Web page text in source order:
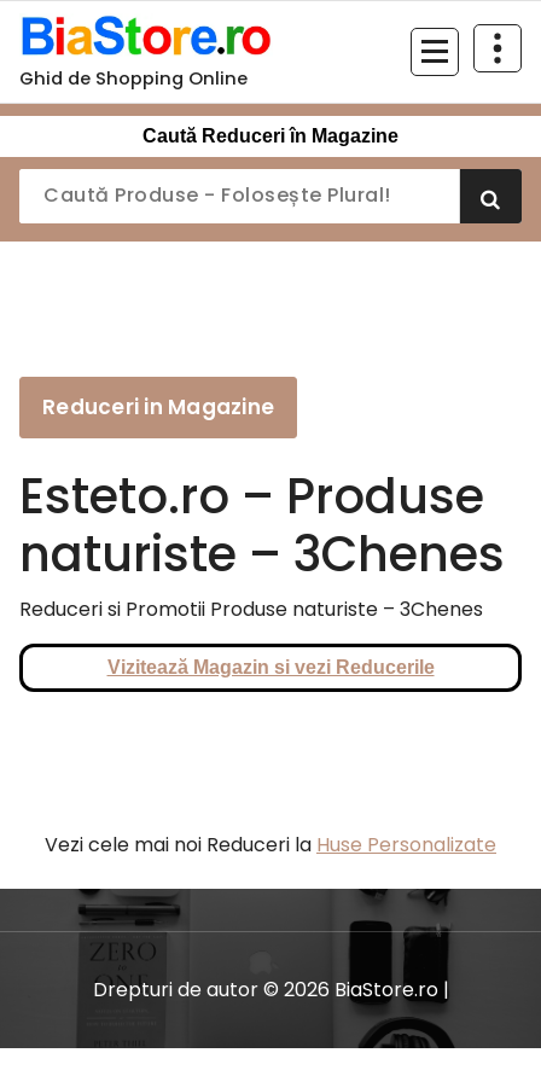
Sari
conținut
Ghid de Shopping Online
Caută Reduceri în Magazine
Reduceri in Magazine
Esteto.ro – Produse
naturiste – 3Chenes
Reduceri si Promotii Produse naturiste – 3Chenes
Vizitează Magazin si vezi Reducerile
Vezi cele mai noi Reduceri la Huse Personalizate
Drepturi de autor © 2026 BiaStore.ro |